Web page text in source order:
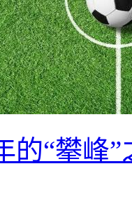
的“攀峰